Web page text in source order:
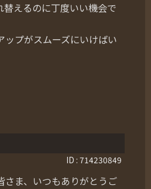
替えるのに丁度いい機会で
ップがスムーズにいけばい
ID : 714230849
さま、いつもありがとうご